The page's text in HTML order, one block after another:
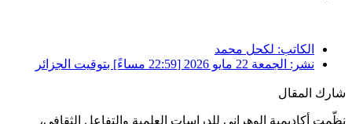
الكاتب: لكحل محمد
نشر: الجمعة 22 مايو 2026 [22:59 مساءً] بتوقيت الجزائر
شارك المقال
نظّمت أكاديمية الوهراني للدراسات العلمية والتفاعل الثقافي،